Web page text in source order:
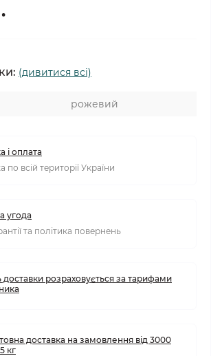
(дивитися всі)
рожевий
і оплата
по всій території України
угода
та політика повернень
доставки розраховується за тарифами
доставка на замовлення від 3000
кг